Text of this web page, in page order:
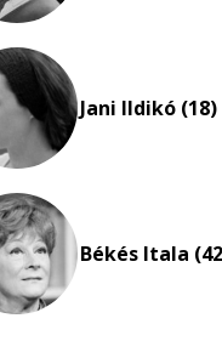
Jani Ildikó (18)
Békés Itala